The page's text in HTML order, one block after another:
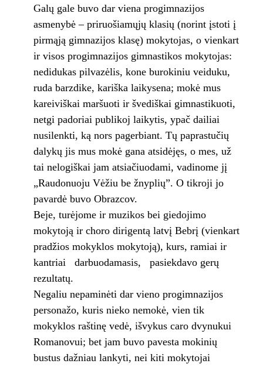
Galų gale buvo dar viena progimnazijos
asmenybė – priruošiamųjų klasių (norint įstoti į
pirmąją gimnazijos klasę) mokytojas, o vienkart
ir visos progimnazijos gimnastikos mokytojas:
nedidukas pilvazėlis, kone buro­kiniu veiduku,
ruda barzdike, kariška laikyse­na; mokė mus
kareiviškai maršuoti ir švediš­kai gimnastikuoti,
netgi padoriai publikoj lai­kytis, ypač dailiai
nusilenkti, ką nors pager­biant. Tų paprastučių
dalykų jis mus mokė gana atsidėjęs, o mes, už
tai nelogiškai jam atsiačiuodami, vadinome jį
„Raudonuoju Vė­žiu be žnyplių”. O tikroji jo
pavardė buvo Obrazcov.
Beje, turėjome ir muzikos bei giedojimo
mokytoją ir choro dirigentą latvį Bebrį (vien­kart
pradžios mokyklos mokytoją), kurs, ramiai ir
kantriai darbuodamasis, pasiekdavo gerų
rezultatų.
Negaliu nepaminėti dar vieno progimna­zijos
personažo, kuris nieko nemokė, vien tik
mokyklos raštinę vedė, išvykus caro dvynukui
Romanovui; bet jam buvo pavesta mokinių
bustus dažniau lankyti, nei kiti mokytojai